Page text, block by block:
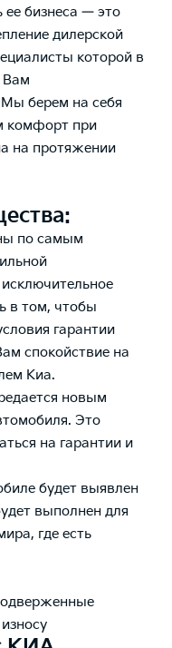
бизнеса — это
дилерской
которой в
Вам
берем на себя
комфорт при
на протяжении
по самым
в том, чтобы
гарантии
спокойствие на
Киа.
новым
Это
на гарантии и
будет выявлен
выполнен для
где есть